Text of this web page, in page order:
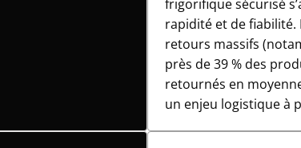
frigorifique sécurisé
rapidité et de fiabilité.
retours massifs
près de 39 % des
retournés en
un enjeu logistique à